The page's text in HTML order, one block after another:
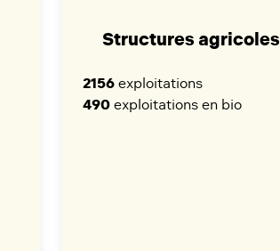
Structures agricoles
2156 exploitations
490 exploitations en bio